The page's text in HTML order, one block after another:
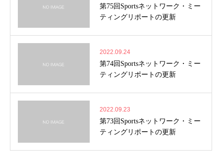
第75回Sportsネットワーク・ミー
ティングリポートの更新
2022.09.24
第74回Sportsネットワーク・ミー
ティングリポートの更新
2022.09.23
第73回Sportsネットワーク・ミー
ティングリポートの更新